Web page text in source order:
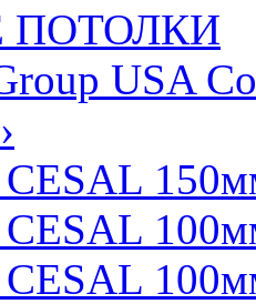
ПОТОЛКИ
USA
CESAL
CESAL
CESAL